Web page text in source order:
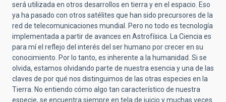
será utilizada en otros desarrollos en tierra y en el espacio. Eso
ya ha pasado con otros satélites que han sido precursores de la
red de telecomunicaciones mundial. Pero no todo es tecnología
implementada a partir de avances en Astrofísica. La Ciencia es
para mí el reflejo del interés del ser humano por crecer en su
conocimiento. Por lo tanto, es inherente a la humanidad. Si se
olvida, estamos olvidando parte de nuestra esencia y una de las
claves de por qué nos distinguimos de las otras especies en la
Tierra. No entiendo cómo algo tan característico de nuestra
especie, se encuentra siempre en tela de juicio y muchas veces